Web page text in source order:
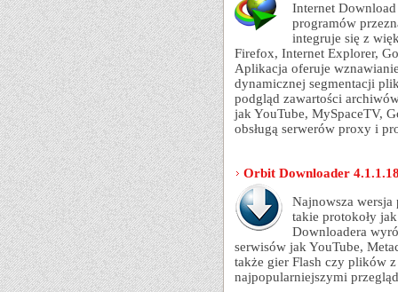
Internet
programów
integruje się z
Firefox, Internet Explorer,
Aplikacja oferuje
dynamicznej segmentacji
podgląd zawartości
jak YouTube, MySpaceTV,
obsługą serwerów proxy i
Orbit Downloader
Najnowsza
takie protokoły
Downloadera
serwisów jak YouTube,
także gier Flash czy plików z
najpopularniejszymi